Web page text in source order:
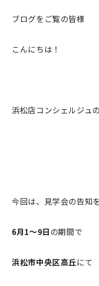
ブログをご覧の皆様
こんにちは！
浜松店コンシェルジュ
今回は、見学会の告知
6月1～9日の期間で
浜松市中央区高丘にて